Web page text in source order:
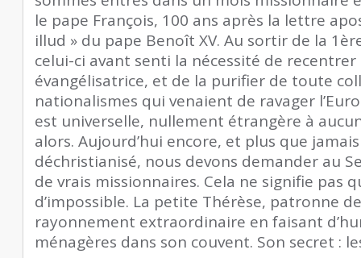
le pape François, 100 ans après la lettre
illud » du pape Benoît XV. Au sortir de la 1
celui-ci avant senti la nécessité de recentrer
évangélisatrice, et de la purifier de toute
nationalismes qui venaient de ravager
est universelle, nullement étrangère à
alors. Aujourd’hui encore, et plus que
déchristianisé, nous devons demander au
de vrais missionnaires. Cela ne signifie pas
d’impossible. La petite Thérèse, patronne
rayonnement extraordinaire en faisant
ménagères dans son couvent. Son secret :